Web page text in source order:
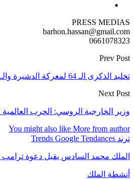
PRESS MEDIAS
barhon.hassan@gmail.com
0661078323
Prev Post
تخليد الذكرى الـ 64 لمعركة الدشيرة والـ 46 لجلاء آخر جندي أجنبي عن الأقاليم الجنوبية للمملكة
Next Post
وزير الخارجية الروسي: الحرب
You might also like More from author
ترند Trends Google Tendances
الملك محمد السادس يقبل دعوة
أنشطة الملك